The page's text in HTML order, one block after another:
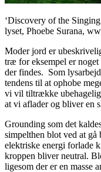
‘Discovery of the
lyset, Phoebe Surana,
Moder jord er
træ for eksempel er noget
der findes. Som
tendens til at ophobe
vi vil tiltrække
at vi aflader og bliver en
Grounding som det
simpelthen blot ved at
elektriske energi forlade
kroppen bliver neutral.
ligesom der er en masse